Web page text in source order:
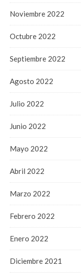
Noviembre 2022
Octubre 2022
Septiembre 2022
Agosto 2022
Julio 2022
Junio 2022
Mayo 2022
Abril 2022
Marzo 2022
Febrero 2022
Enero 2022
Diciembre 2021